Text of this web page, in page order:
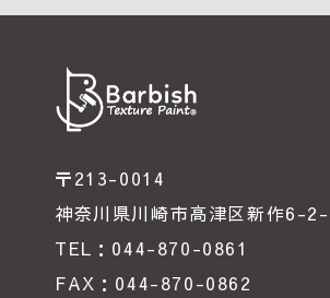
〒213-0014
神奈川県川崎市高津区新作6-
TEL：044-870-0861
FAX：044-870-0862